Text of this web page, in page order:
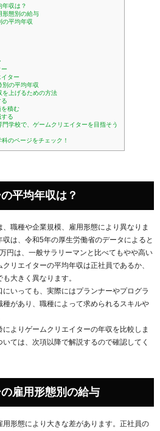
年収は？
形態別の給与
の平均年収
ター
別の平均年収
を上げるための方法
を積む
る
学校で、ゲームクリエイターを目指そう
のページをチェック！
平均年収は？
職種や企業規模、雇用形態により異なりま
は、令和5年の厚生労働省のデータによると
円は、一般サラリーマンと比べてもやや高い
リエイターの平均年収は正社員であるか、
大きく異なります。
いっても、実際にはプランナーやプログラ
があり、職種によって求められるスキルや
よりゲームクリエイターの年収を比較しま
ては、次項以降で解説するので確認してく
雇用形態別の給与
形態により大きな差があります。正社員の